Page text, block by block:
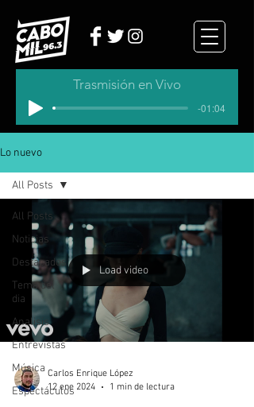
Trasmisión en Vivo
-01:04
Lo nuevo
All Posts
Noticias
Destacados
Tema del
dia
Analisis
Entrevistas
Música
Espectáculos
All Posts
Load video
Carlos Enrique López
12 ene 2024
1 min de lectura